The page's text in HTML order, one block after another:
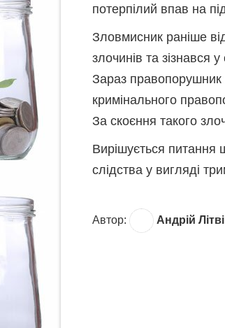
потерпілий впав на
Зловмисник раніше
злочинів та зізнався
Зараз правопорушник
кримінального
За скоєння такого
Вирішується питання
слідства у вигляді
Автор: Андрій